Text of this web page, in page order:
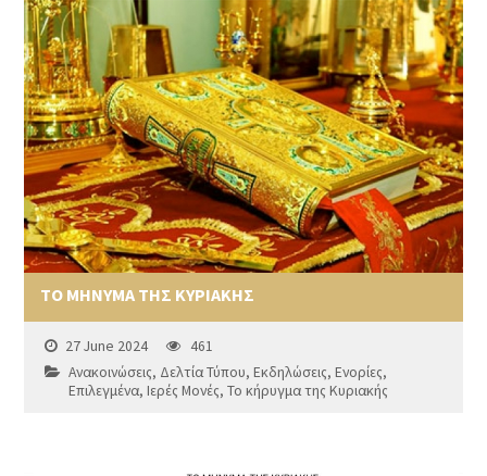
ΤΟ ΜΗΝΥΜΑ ΤΗΣ ΚΥΡΙΑΚΗΣ
27 June 2024
461
Ανακοινώσεις, Δελτία Τύπου,Εκδηλώσεις,Ενορίες,
Επιλεγμένα,Ιερές Μονές,Το κήρυγμα της Κυριακής